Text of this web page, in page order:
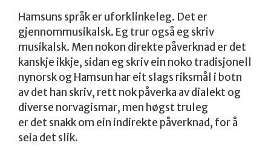
Hamsuns språk er uforklinkeleg. Det er
gjennommusikalsk. Eg trur også eg skriv
musikalsk. Men nokon direkte påverknad er det
kanskje ikkje, sidan eg skriv ein noko tradisjonell
nynorsk og Hamsun har eit slags riksmål i botn
av det han skriv, rett nok påverka av dialekt og
diverse norvagismar, men høgst truleg
er det snakk om ein indirekte påverknad, for å
seia det slik.